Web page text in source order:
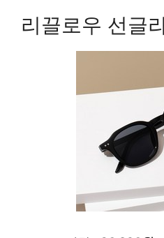
리끌로우 선글